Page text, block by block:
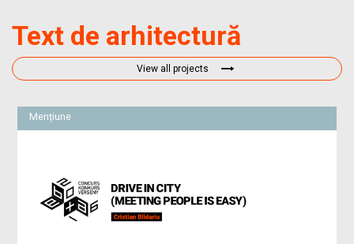
Text de arhitectură
View all projects
Mențiune